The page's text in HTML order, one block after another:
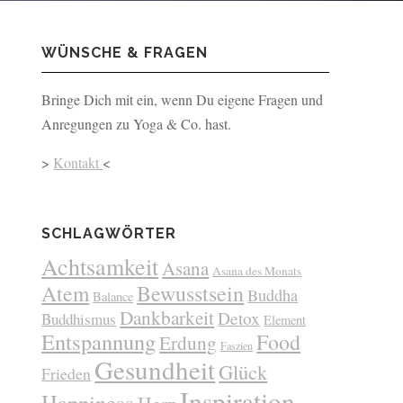
WÜNSCHE & FRAGEN
Bringe Dich mit ein, wenn Du eigene Fragen und
Anregungen zu Yoga & Co. hast.
> Kontakt <
SCHLAGWÖRTER
AchtsamkeitAsana Asana des Monats
Atem Balance Bewusstsein Buddha
Buddhismus DankbarkeitDetox Element
EntspannungErdung Faszien Food
Frieden GesundheitGlück